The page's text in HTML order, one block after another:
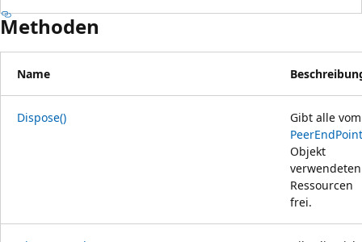
Methoden
Name
Dispose()
Gibt alle vom
PeerEndPoint
Objekt
verwendeten
Ressourcen
frei.